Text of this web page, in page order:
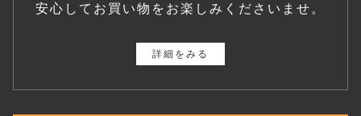
安心してお買い物をお楽しみくださいませ。
詳細をみる